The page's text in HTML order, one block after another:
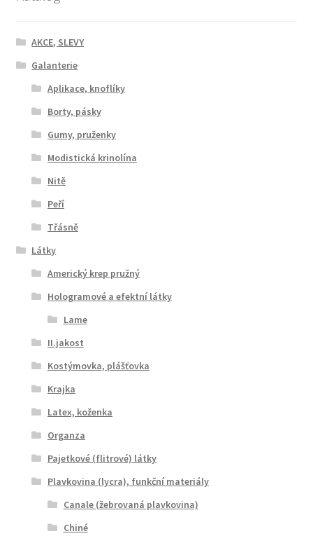
AKCE, SLEVY
Galanterie
Aplikace, knoflíky
Borty, pásky
Gumy, pruženky
Modistická krinolína
Nitě
Peří
Třásně
Látky
Americký krep pružný
Hologramové a efektní látky
Lame
II.jakost
Kostýmovka, plášťovka
Krajka
Latex, koženka
Organza
Pajetkové (flitrové) látky
Plavkovina (lycra), funkční materiály
Canale (žebrovaná plavkovina)
Chiné